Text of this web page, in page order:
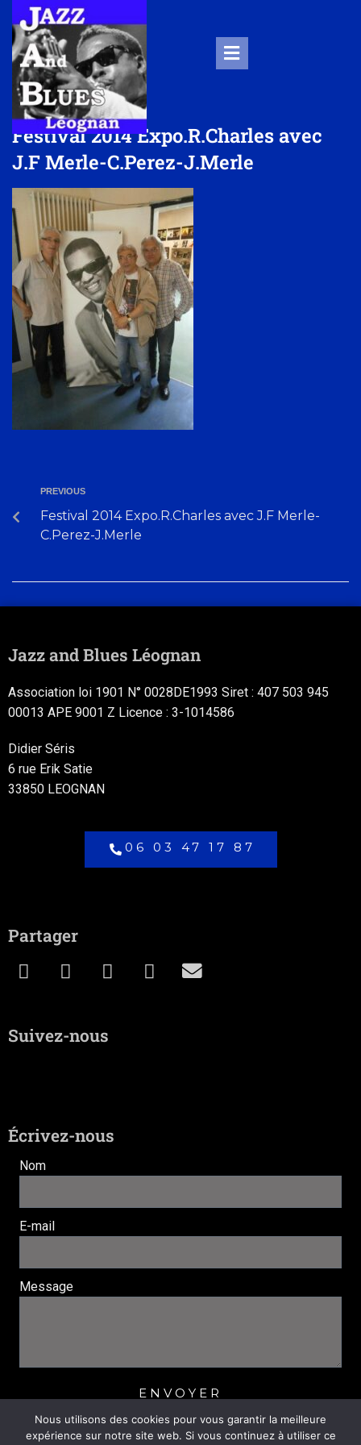
Festival 2014 Expo.R.Charles avec
J.F Merle-C.Perez-J.Merle
PREVIOUS
Festival 2014 Expo.R.Charles avec J.F Merle-
C.Perez-J.Merle
Jazz and Blues Léognan
Association loi 1901 N° 0028DE1993 Siret : 407 503 945
00013 APE 9001 Z Licence : 3-1014586
Didier Séris
6 rue Erik Satie
33850 LEOGNAN
06 03 47 17 87
Partager
Écrivez-nous
Nom
E-mail
Message
ENVOYER
Suivez-nous
Nous utilisons des cookies pour vous garantir la meilleure
expérience sur notre site web. Si vous continuez à utiliser ce